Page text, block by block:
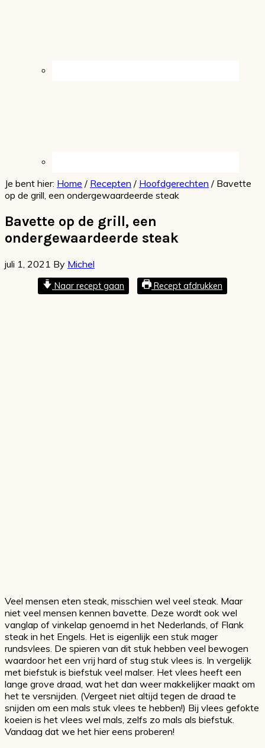
Je bent hier: Home / Recepten / Hoofdgerechten / Bavette
op de grill, een ondergewaardeerde steak
Bavette op de grill, een
ondergewaardeerde steak
juli 1, 2021 By Michel
Naar recept gaan Recept afdrukken
Veel mensen eten steak, misschien wel veel steak. Maar
niet veel mensen kennen bavette. Deze wordt ook wel
vanglap of vinkelap genoemd in het Nederlands, of Flank
steak in het Engels. Het is eigenlijk een stuk mager
rundsvlees. De spieren van dit stuk hebben veel bewogen
waardoor het een vrij hard of stug stuk vlees is. In vergelijk
met biefstuk is biefstuk veel malser. Het vlees heeft een
lange grove draad, wat het dan weer makkelijker maakt om
het te versnijden. (Vergeet niet altijd tegen de draad te
snijden om een mals stuk vlees te hebben!) Bij vlees gefokte
koeien is het vlees wel mals, zelfs zo mals als biefstuk.
Vandaag dat we het hier eens proberen!